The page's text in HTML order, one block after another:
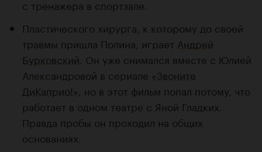
с тренажера в спортзале.
Пластического хирурга, к которому до своей
травмы пришла Полина, играет Андрей
Бурковский. Он уже снимался вместе с Юлией
Александровой в сериале «Звоните
ДиКаприо!», но в этот фильм попал потому, что
работает в одном театре с Яной Гладких.
Правда пробы он проходил на общих
основаниях.